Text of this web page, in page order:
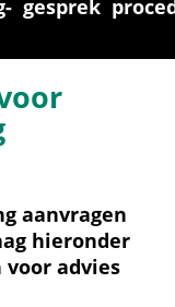
gesprek
aanvragen
hieronder
advies